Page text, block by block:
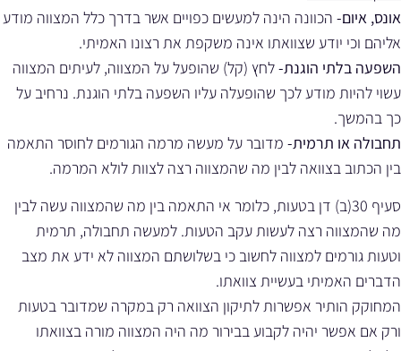
אונס, איום- הכוונה הינה למעשים כפויים אשר בדרך כלל המצווה מודע
אליהם וכי יודע שצוואתו אינה משקפת את רצונו האמיתי.
השפעה בלתי הוגנת-לחץ (קל) שהופעל על המצווה, לעיתים המצווה
עשוי להיות מודע לכך שהופעלה עליו השפעה בלתי הוגנת. נרחיב על
כך בהמשך.
תחבולה או תרמית- מדובר על מעשה מרמה הגורמים לחוסר התאמה
בין הכתוב בצוואה לבין מה שהמצווה רצה לצוות לולא המרמה.
סעיף 30(ב) דן בטעות, כלומר אי התאמה בין מה שהמצווה עשה לבין
מה שהמצווה רצה לעשות עקב הטעות. למעשה תחבולה, תרמית
וטעות גורמים למצווה לחשוב כי בשלושתם המצווה לא ידע את מצב
הדברים האמיתי בעשיית צוואתו.
המחוקק הותיר אפשרות לתיקון הצוואה רק במקרה שמדובר בטעות
ורק אם אפשר יהיה לקבוע בבירור מה היה המצווה מורה בצוואתו